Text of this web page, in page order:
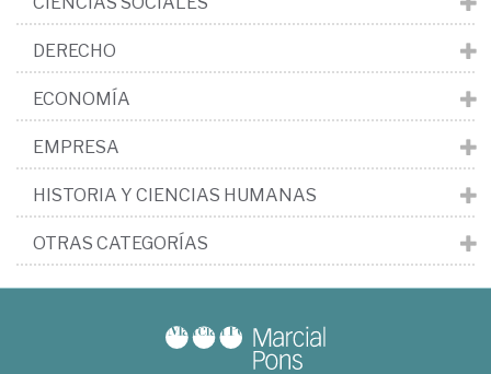
DERECHO
ECONOMÍA
EMPRESA
HISTORIA Y CIENCIAS HUMANAS
OTRAS CATEGORÍAS